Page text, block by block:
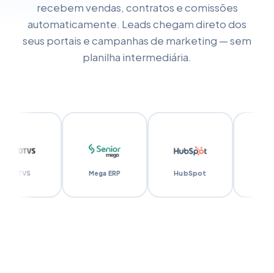
recebem vendas, contratos e comissões
automaticamente. Leads chegam direto dos
seus portais e campanhas de marketing — sem
planilha intermediária.
Mega ERP HubSpot RD Station